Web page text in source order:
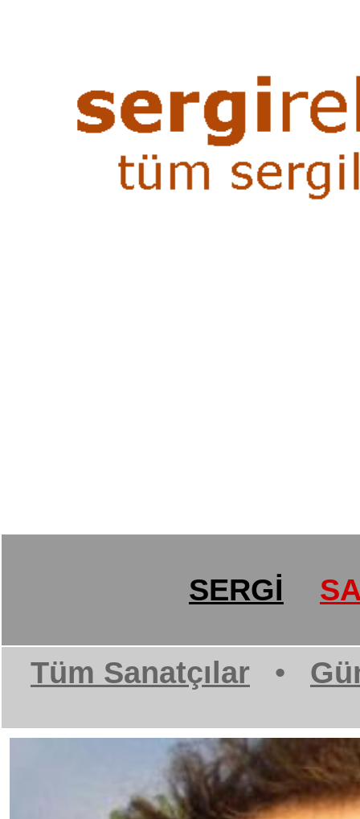
SERGİ
Tüm Sanatçılar •